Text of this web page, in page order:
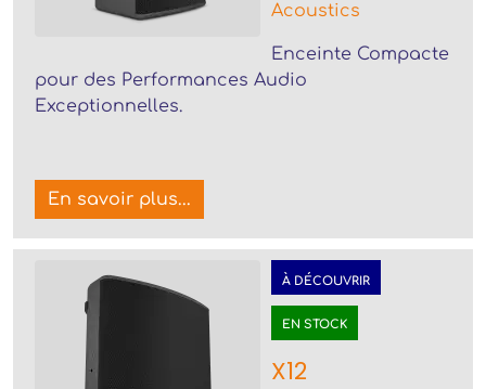
Acoustics
Enceinte Compacte
pour des Performances Audio
Exceptionnelles.
En savoir plus...
À DÉCOUVRIR
EN STOCK
X12